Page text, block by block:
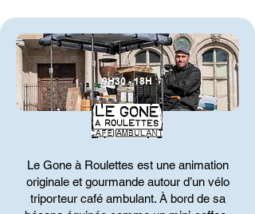
9H30 - 18H
Le Gone à Roulettes est une animation
originale et gourmande autour d’un vélo
triporteur café ambulant. À bord de sa